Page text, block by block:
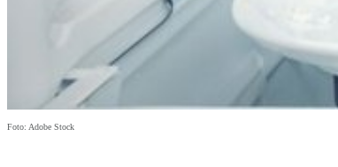
Foto: Adobe Stock